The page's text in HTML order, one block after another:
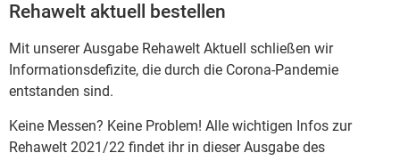
Rehawelt aktuell bestellen
Mit unserer Ausgabe Rehawelt Aktuell schließen wir
Informationsdefizite, die durch die Corona-Pandemie
entstanden sind.
Keine Messen? Keine Problem! Alle wichtigen Infos zur
Rehawelt 2021/22 findet ihr in dieser Ausgabe des